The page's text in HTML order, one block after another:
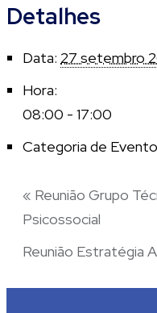
Detalhes
Data: 27 setembro
Hora:
08:00 - 17:00
Categoria de
« Reunião Grupo
Psicossocial
Reunião Estratégia